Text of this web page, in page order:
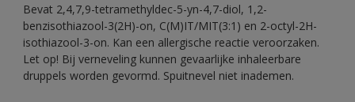
Bevat 2,4,7,9-tetramethyldec-5-yn-4,7-diol, 1,2-
benzisothiazool-3(2H)-on, C(M)IT/MIT(3:1) en 2-octyl-2H-
isothiazool-3-on. Kan een allergische reactie veroorzaken.
Let op! Bij verneveling kunnen gevaarlijke inhaleerbare
druppels worden gevormd. Spuitnevel niet inademen.